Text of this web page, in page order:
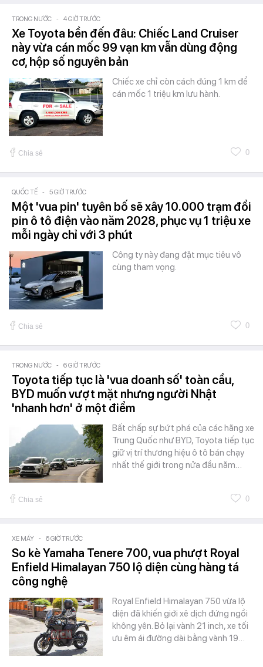
TRONG NƯỚC - 4 GIỜ TRƯỚC
Xe Toyota bền đến đâu: Chiếc Land Cruiser
này vừa cán mốc 99 vạn km vẫn dùng động
cơ, hộp số nguyên bản
Chiếc xe chỉ còn cách đúng 1 km để
cán mốc 1 triệu km lưu hành.
Chia sẻ 0
QUỐC TẾ - 5 GIỜ TRƯỚC
Một 'vua pin' tuyên bố sẽ xây 10.000 trạm đổi
pin ô tô điện vào năm 2028, phục vụ 1 triệu xe
mỗi ngày chỉ với 3 phút
Công ty này đang đặt mục tiêu vô
cùng tham vọng.
Chia sẻ 0
TRONG NƯỚC - 6 GIỜ TRƯỚC
Toyota tiếp tục là 'vua doanh số' toàn cầu,
BYD muốn vượt mặt nhưng người Nhật
'nhanh hơn' ở một điểm
Bất chấp sự bứt phá của các hãng xe
Trung Quốc như BYD, Toyota tiếp tục
giữ vị trí thương hiệu ô tô bán chạy
nhất thế giới trong nửa đầu năm…
Chia sẻ 0
XE MÁY - 6 GIỜ TRƯỚC
So kè Yamaha Tenere 700, vua phượt Royal
Enfield Himalayan 750 lộ diện cùng hàng tá
công nghệ
Royal Enfield Himalayan 750 vừa lộ
diện đã khiến giới xê dịch đứng ngồi
không yên. Bỏ lại vành 21 inch, xe tối
ưu êm ái đường dài bằng vành 19…